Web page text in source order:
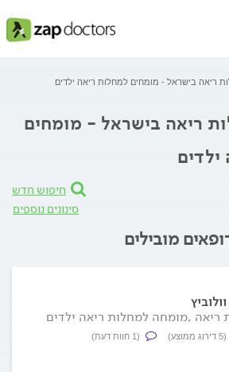
ריאה בישראל - מומחים למחלות ריאה ילדים
ריאה בישראל - מומחים
חיפוש חדש
סינונים נוספים
מובילים
ריאה ,מומחה למחלות ריאה ילדים
(5 דירוג ממוצע) (1 חוות דעת)